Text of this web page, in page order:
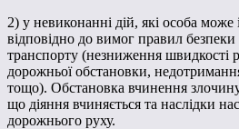
2) у невиконанні дій, які особа може
відповідно до вимог правил безпеки
транспорту (незниження швидкості
дорожньої обстановки,
тощо). Обстановка вчинення
що діяння вчиняється та наслідки
дорожнього руху.